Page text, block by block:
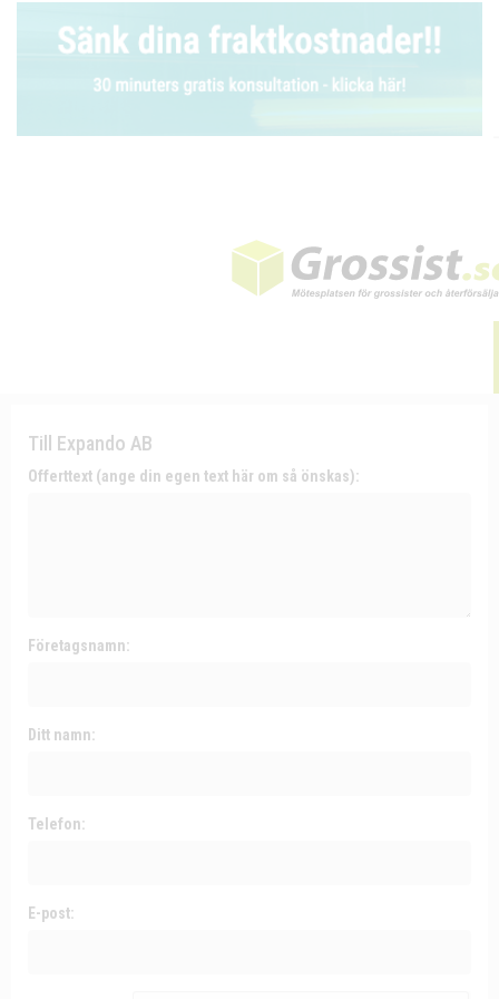
Till Expando AB
Offerttext (ange din egen text här om så önskas):
Företagsnamn:
Ditt namn:
Telefon:
E-post: